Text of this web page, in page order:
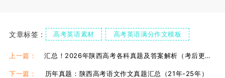
文章标签： 高考英语素材 高考英语满分作文模板
西安伊顿高三全日制
上一篇： 汇总！2026年陕西高考各科真题及答案解析（考后更新）
下一篇： 历年真题：陕西高考语文作文真题汇总（21年-25年）